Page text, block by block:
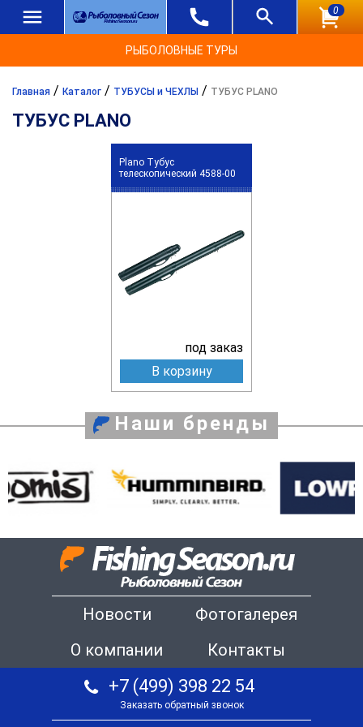
0
РЫБОЛОВНЫЕ ТУРЫ
Главная / Каталог / ТУБУСЫ и ЧЕХЛЫ / ТУБУС PLANO
ТУБУС PLANO
Plano Тубус
телескопический 4588-00
под заказ
В корзину
Наши бренды
Новости
Фотогалерея
О компании
Контакты
+7 (499) 398 22 54
Заказать обратный звонок